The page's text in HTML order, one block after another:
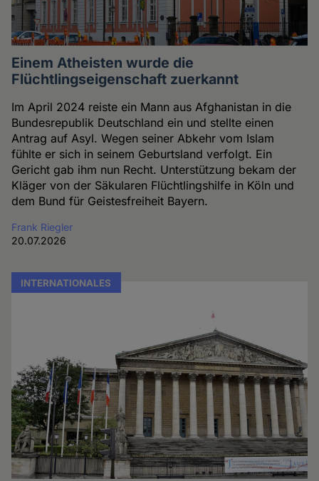
Einem Atheisten wurde die
Flüchtlingseigenschaft zuerkannt
Im April 2024 reiste ein Mann aus Afghanistan in die
Bundesrepublik Deutschland ein und stellte einen
Antrag auf Asyl. Wegen seiner Abkehr vom Islam
fühlte er sich in seinem Geburtsland verfolgt. Ein
Gericht gab ihm nun Recht. Unterstützung bekam der
Kläger von der Säkularen Flüchtlingshilfe in Köln und
dem Bund für Geistesfreiheit Bayern.
Frank Riegler
20.07.2026
INTERNATIONALES